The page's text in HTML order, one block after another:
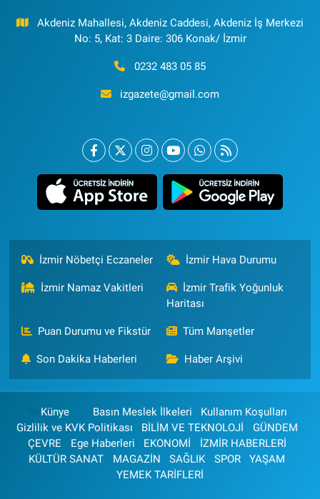
Akdeniz Mahallesi, Akdeniz Caddesi, Akdeniz İş Merkezi
No: 5, Kat: 3 Daire: 306 Konak/ İzmir
0232 483 05 85
izgazete@gmail.com
İzmir Nöbetçi Eczaneler İzmir Hava Durumu
İzmir Namaz Vakitleri
İzmir Trafik Yoğunluk
Haritası
Puan Durumu ve Fikstür Tüm Manşetler
Son Dakika Haberleri Haber Arşivi
Künye Basın Meslek İlkeleri
Kullanım Koşulları
Gizlilik ve KVK Politikası
BİLİM VE TEKNOLOJİ
GÜNDEM
ÇEVRE
Ege Haberleri EKONOMİ
İZMİR HABERLERİ
KÜLTÜR SANAT
MAGAZİN SAĞLIK SPOR
YAŞAM
YEMEK TARİFLERİ